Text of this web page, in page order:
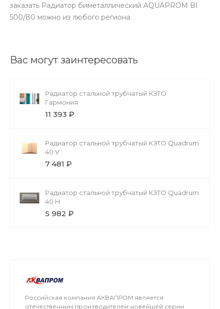
заказать Радиатор биметаллический AQUAPROM BI
500/80 можно из любого региона.
Вас могут заинтересовать
Радиатор стальной трубчатый КЗТО
Гармония
11 393 ₽
Радиатор стальной трубчатый КЗТО Quadrum
40 V
7 481 ₽
Радиатор стальной трубчатый КЗТО Quadrum
40 H
5 982 ₽
Российская компания АКВАПРОМ является
отечественным производителем новейшей серии